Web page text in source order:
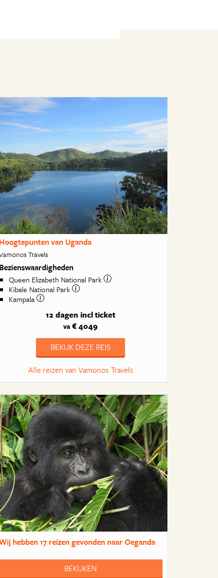
van Uganda
Travels
Queen Elizabeth National Park
Kibale National Park
Kampala
12 dagen incl ticket
va € 4049
BEKIJK DEZE REIS
Alle reizen van Vamonos Travels
hebben17 reizengevonden naar Oeganda
BEKIJKEN